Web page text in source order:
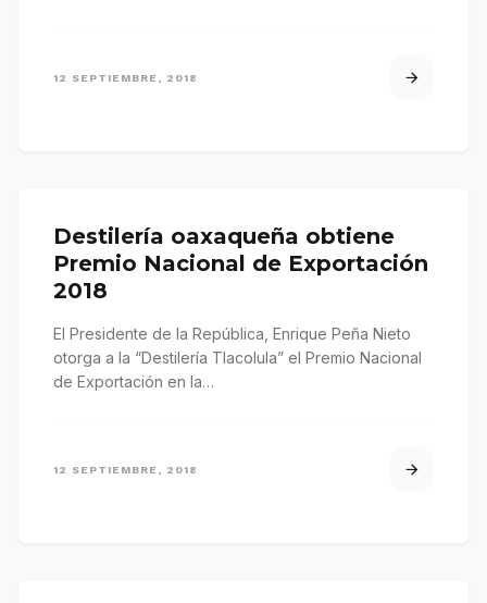
12 SEPTIEMBRE, 2018
Destilería oaxaqueña obtiene
Premio Nacional de Exportación
2018
El Presidente de la República, Enrique Peña Nieto
otorga a la “Destilería Tlacolula” el Premio Nacional
de Exportación en la…
12 SEPTIEMBRE, 2018